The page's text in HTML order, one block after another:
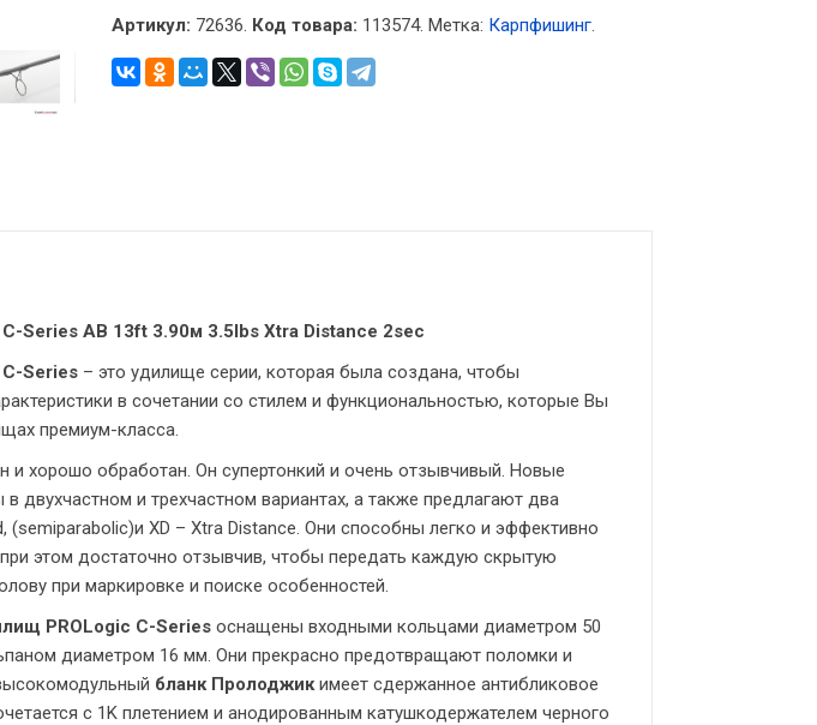
Артикул: 72636. Код товара: 113574. Метка: Карпфишинг.
Series AB 13ft 3.90м 3.5lbs Xtra Distance 2sec
Series – это удилище серии, которая была создана, чтобы
в сочетании со стилем и функциональностью, которые Вы
премиум-класса.
и хорошо обработан. Он супертонкий и очень отзывчивый. Новые
двухчастном и трехчастном вариантах, а также предлагают два
(semiparabolic)и XD – Xtra Distance. Они способны легко и эффективно
при этом достаточно отзывчив, чтобы передать каждую скрытую
при маркировке и поиске особенностей.
PROLogic C-Series оснащены входными кольцами диаметром 50
диаметром 16 мм. Они прекрасно предотвращают поломки и
бланк Пролоджикимеет сдержанное антибликовое
с 1K плетением и анодированным катушкодержателем черного